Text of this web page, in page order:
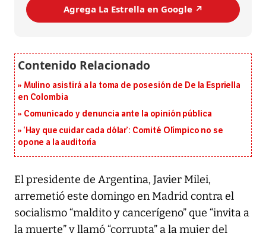
Agrega La Estrella en Google ↗️
Mulino asistirá a la toma de posesión de De la Espriella
en Colombia
Comunicado y denuncia ante la opinión pública
‘Hay que cuidar cada dólar’: Comité Olímpico no se
opone a la auditoría
El presidente de Argentina, Javier Milei,
arremetió este domingo en Madrid contra el
socialismo “maldito y cancerígeno” que “invita a
la muerte” y llamó “corrupta” a la mujer del